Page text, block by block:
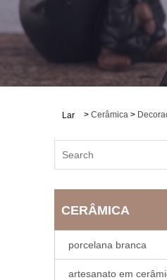
Lar > Cerâmica >
CERÂMICA
porcelana branca
artesanato em